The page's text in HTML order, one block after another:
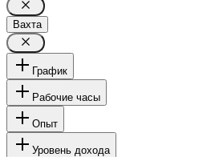
Вахта
График
Рабочие часы
Опыт
Уровень дохода